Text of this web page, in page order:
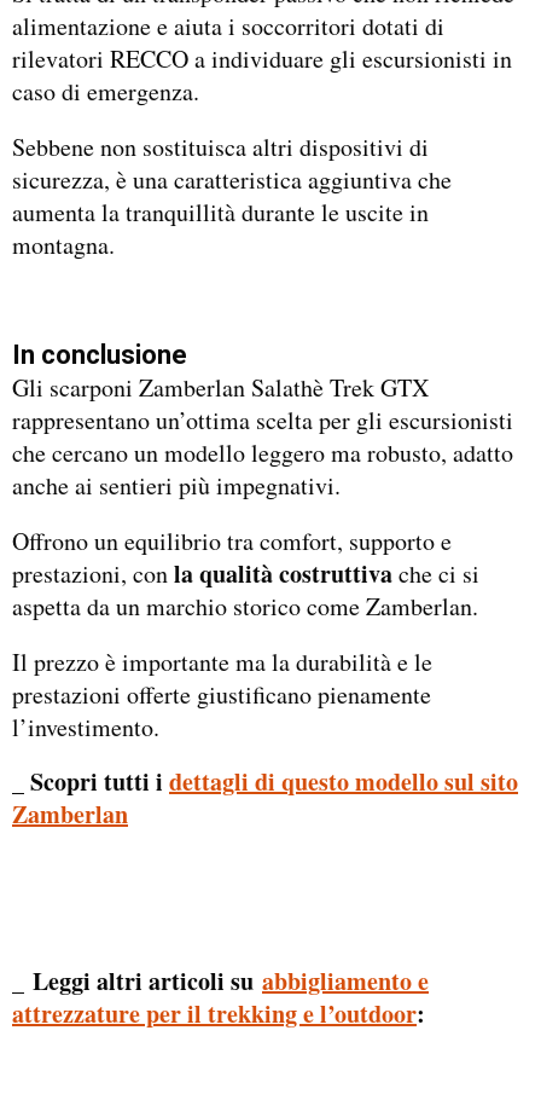
alimentazione e aiuta i soccorritori dotati di
rilevatori RECCO a individuare gli escursionisti in
caso di emergenza.
Sebbene non sostituisca altri dispositivi di
sicurezza, è una caratteristica aggiuntiva che
aumenta la tranquillità durante le uscite in
montagna.
In conclusione
Gli scarponi Zamberlan Salathè Trek GTX
rappresentano un’ottima scelta per gli escursionisti
che cercano un modello leggero ma robusto, adatto
anche ai sentieri più impegnativi.
Offrono un equilibrio tra comfort, supporto e
prestazioni, conla qualità costruttivache ci si
aspetta da un marchio storico come Zamberlan.
Il prezzo è importante ma la durabilità e le
prestazioni offerte giustificano pienamente
l’investimento.
_ Scopri tutti i dettagli di questo modello sul sito
Zamberlan
Leggi altri articoli su abbigliamento e
attrezzature per il trekking e l’outdoor: